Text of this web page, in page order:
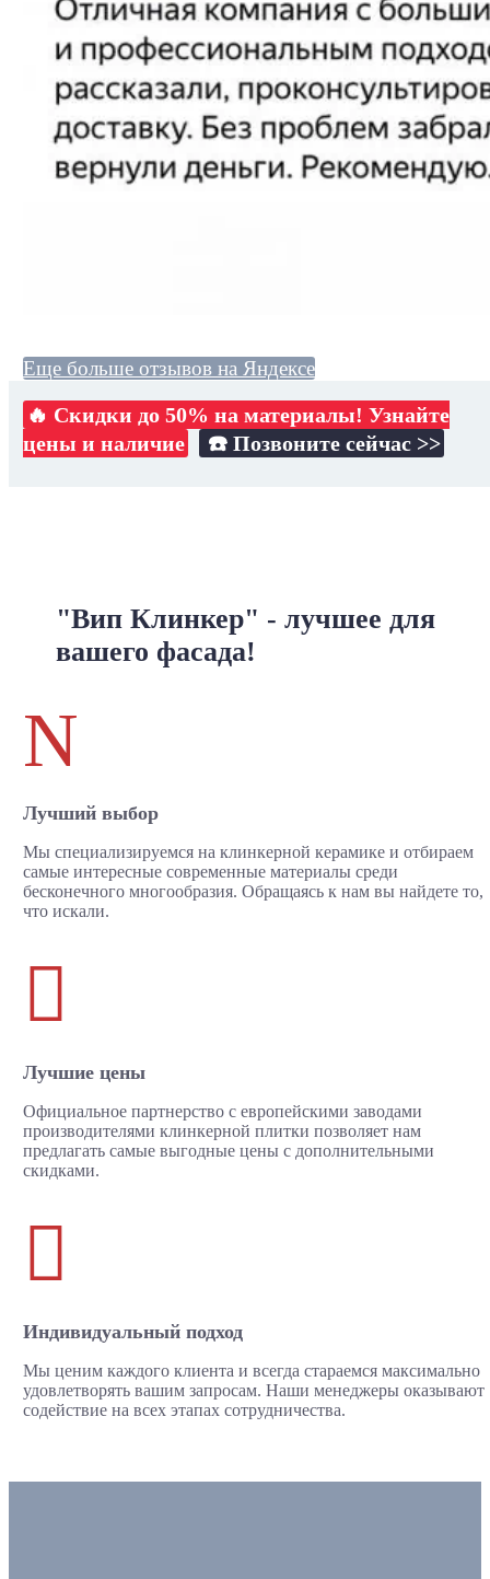
Еще больше отзывов на Яндексе
🔥 Скидки до 50% на материалы! Узнайте
цены и наличие
☎️ Позвоните сейчас >>
"Вип Клинкер" - лучшее для
вашего фасада!
N
Лучший выбор
Мы специализируемся на клинкерной керамике и отбираем
самые интересные современные материалы среди
бесконечного многообразия. Обращаясь к нам вы найдете то,
что искали.

Лучшие цены
Официальное партнерство с европейскими заводами
производителями клинкерной плитки позволяет нам
предлагать самые выгодные цены с дополнительными
скидками.

Индивидуальный подход
Мы ценим каждого клиента и всегда стараемся максимально
удовлетворять вашим запросам. Наши менеджеры оказывают
содействие на всех этапах сотрудничества.